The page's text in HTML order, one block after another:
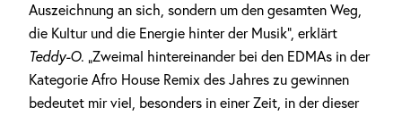
Auszeichnung an sich, sondern um den gesamten Weg,
die Kultur und die Energie hinter der Musik“, erklärt
Teddy-O. „Zweimal hintereinander bei den EDMAs in der
Kategorie Afro House Remix des Jahres zu gewinnen
bedeutet mir viel, besonders in einer Zeit, in der dieser